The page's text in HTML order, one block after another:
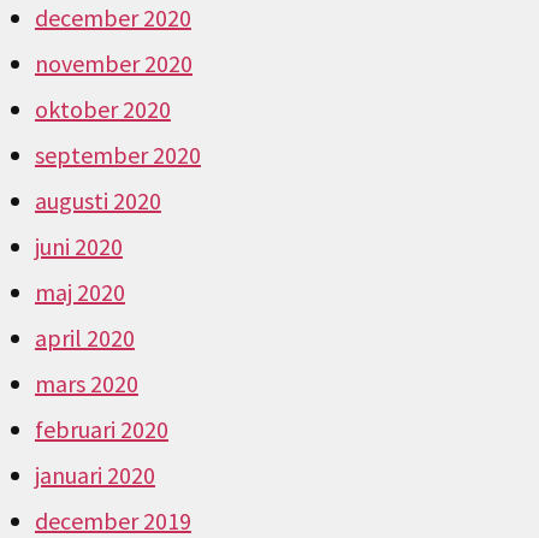
december 2020
november 2020
oktober 2020
september 2020
augusti 2020
juni 2020
maj 2020
april 2020
mars 2020
februari 2020
januari 2020
december 2019